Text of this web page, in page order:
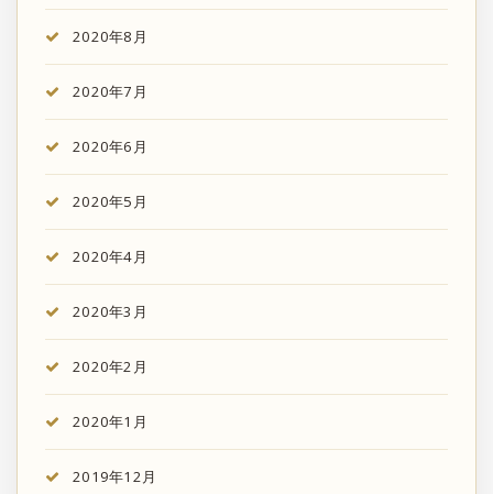
2020年8月
2020年7月
2020年6月
2020年5月
2020年4月
2020年3月
2020年2月
2020年1月
2019年12月